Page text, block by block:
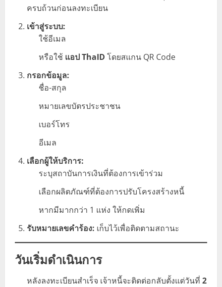
ครบถ้วนก่อนลงทะเบียน
เข้าสู่ระบบ:
ใช้อีเมล
หรือใช้ แอป ThaID โดยสแกน QR Code
กรอกข้อมูล:
ชื่อ-สกุล
หมายเลขบัตรประชาชน
เบอร์โทร
อีเมล
เลือกผู้ให้บริการ:
ระบุสถาบันการเงินที่ต้องการเข้าร่วม
เลือกผลิตภัณฑ์ที่ต้องการปรับโครงสร้างหนี้
หากมีมากกว่า 1 แห่ง ให้กดเพิ่ม
รับหมายเลขคำร้อง: เก็บไว้เพื่อติดตามสถานะ
วันเริ่มดำเนินการ
หลังลงทะเบียนสำเร็จ เจ้าหนี้จะติดต่อกลับตั้งแต่วันที่ 2